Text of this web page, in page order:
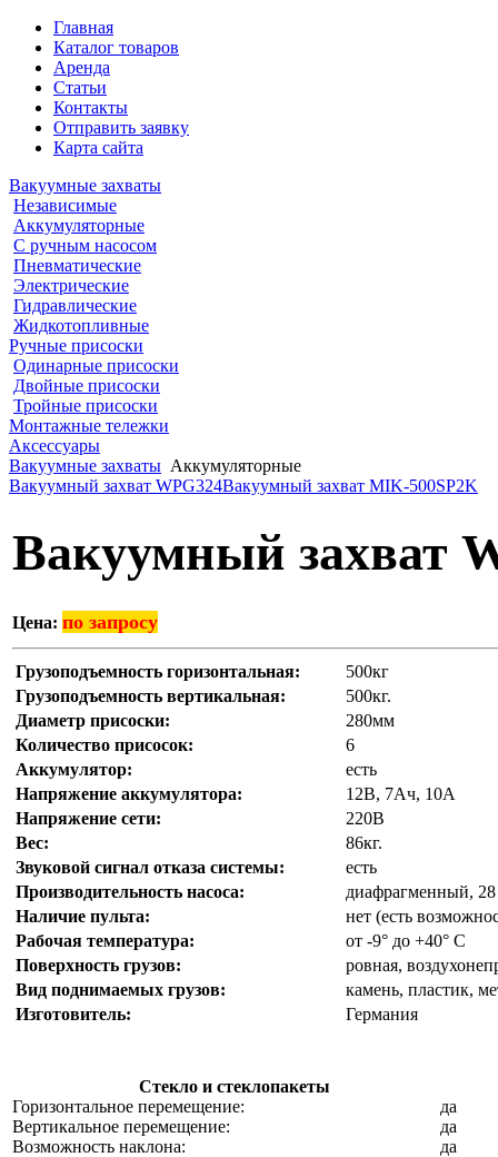
Главная
Каталог товаров
Аренда
Статьи
Контакты
Отправить заявку
Карта сайта
Вакуумные захваты
Независимые
Аккумуляторные
С ручным насосом
Пневматические
Электрические
Гидравлические
Жидкотопливные
Ручные присоски
Одинарные присоски
Двойные присоски
Тройные присоски
Монтажные тележки
Аксессуары
Вакуумные захваты Аккумуляторные
Вакуумный захват WPG324Вакуумный захват MIK-500SP2K
Вакуумный захват
Цена: по запросу
Грузоподъемность горизонтальная:
500кг
Грузоподъемность вертикальная:
500кг.
Диаметр присоски:
280мм
Количество присосок:
6
Аккумулятор:
есть
Напряжение аккумулятора:
12В, 7Ач, 10А
Напряжение сети:
220В
Вес:
86кг.
Звуковой сигнал отказа системы:
есть
Производительность насоса:
диафрагменный,
Наличие пульта:
нет (есть
Рабочая температура:
от -9° до +40° C
Поверхность грузов:
ровная,
Вид поднимаемых грузов:
камень, пластик,
Изготовитель:
Германия
Стекло и стеклопакеты
Горизонтальное перемещение:
да
Вертикальное перемещение:
да
Возможность наклона:
да